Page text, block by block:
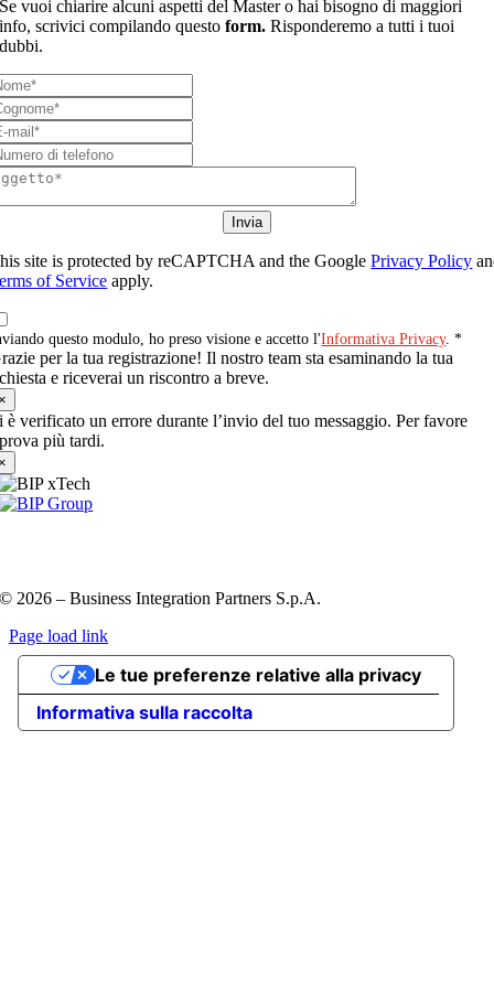
Se vuoi chiarire alcuni aspetti del Master o hai bisogno di maggiori
info, scrivici compilando questoform.Risponderemo a tutti i tuoi
dubbi.
Invia
site is protected by reCAPTCHA and the GooglePrivacy Policy
of Service apply.
questo modulo, ho preso visione e accetto l'Informativa Privacy. *
per la tua registrazione! Il nostro team sta esaminando la tua
e riceverai un riscontro a breve.
è verificato un errore durante l’invio del tuo messaggio. Per favore
più tardi.
© 2026 – Business Integration Partners S.p.A.
Page load link
Go
Top
Informativa sulla raccolta
Le tue preferenze relative alla privacy